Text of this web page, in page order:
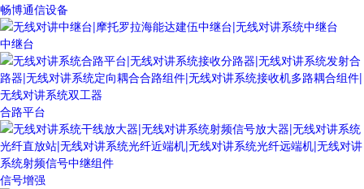
畅博通信设备
中继台
合路平台
信号增强